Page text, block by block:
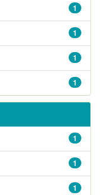
1
1
1
1
1
1
1